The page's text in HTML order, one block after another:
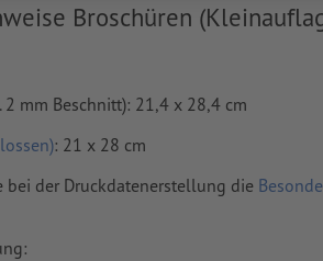
Broschüren
2 mm Beschnitt): 21,4 x 28,4 cm
: 21 x 28 cm
bei der Druckdatenerstellung die